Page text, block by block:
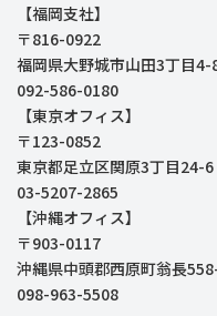
【福岡支社】
〒816-0922
福岡県大野城市山田3丁目4-
092-586-0180
【東京オフィス】
〒123-0852
東京都足立区関原3丁目24-6
03-5207-2865
【沖縄オフィス】
〒903-0117
沖縄県中頭郡西原町翁長
098-963-5508